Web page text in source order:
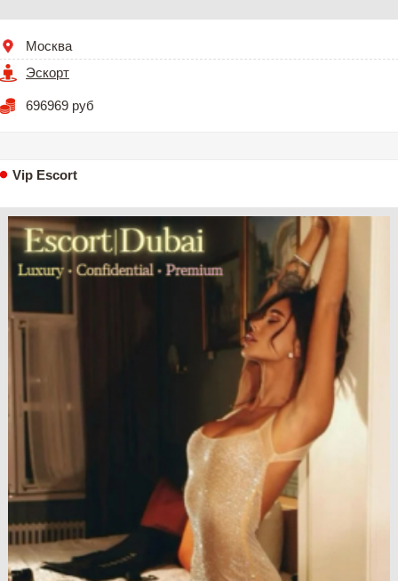
Москва
Эскорт
696969 руб
Vip Escort